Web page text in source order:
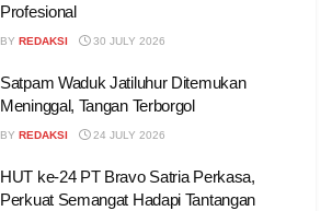
Profesional
BY REDAKSI 30 JULY 2026
Satpam Waduk Jatiluhur Ditemukan
Meninggal, Tangan Terborgol
BY REDAKSI 24 JULY 2026
HUT ke-24 PT Bravo Satria Perkasa,
Perkuat Semangat Hadapi Tantangan